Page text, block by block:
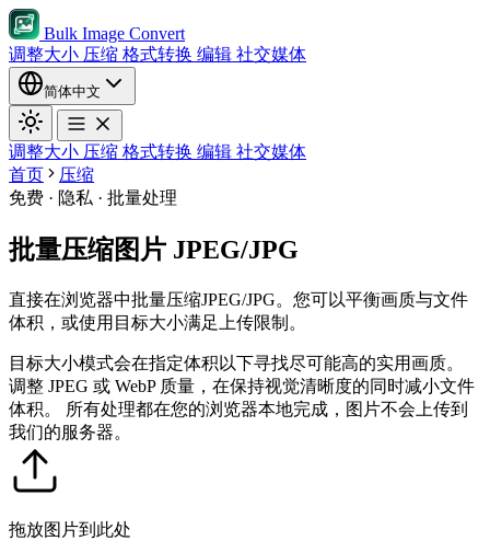
Bulk Image Convert
调整大小 压缩 格式转换 编辑 社交媒体
简体中文
调整大小 压缩 格式转换 编辑 社交媒体
首页
压缩
免费 · 隐私 · 批量处理
批量压缩图片 JPEG/JPG
直接在浏览器中批量压缩JPEG/JPG。您可以平衡画质与文件
体积，或使用目标大小满足上传限制。
目标大小模式会在指定体积以下寻找尽可能高的实用画质。
调整 JPEG 或 WebP 质量，在保持视觉清晰度的同时减小文件
体积。
所有处理都在您的浏览器本地完成，图片不会上传到
我们的服务器。
拖放图片到此处